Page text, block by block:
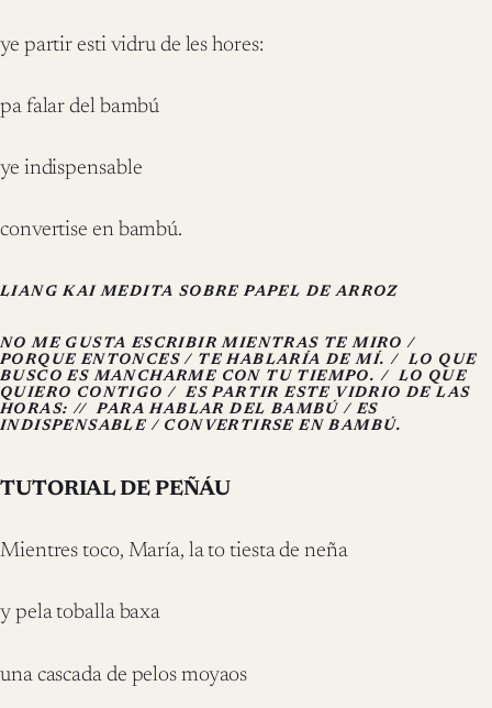
ye partir esti vidru de les hores:
pa falar del bambú
ye indispensable
convertise en bambú.
LIANG KAI MEDITA SOBRE PAPEL DE ARROZ
NO ME GUSTA ESCRIBIR MIENTRAS TE MIRO /
PORQUE ENTONCES / TE HABLARÍA DE MÍ. /
LO QUE
BUSCO ES MANCHARME CON TU TIEMPO. /
LO QUE
QUIERO CONTIGO /
ES PARTIR ESTE VIDRIO DE LAS
HORAS: //
PARA HABLAR DEL BAMBÚ / ES
INDISPENSABLE / CONVERTIRSE EN BAMBÚ.
TUTORIAL DE PEÑÁU
Mientres toco, María, la to tiesta de neña
y pela toballa baxa
una cascada de pelos moyaos